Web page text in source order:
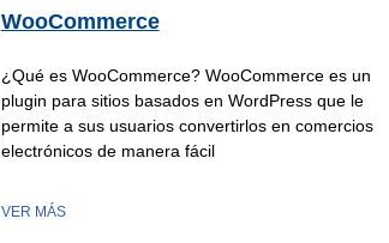
WooCommerce
¿Qué es WooCommerce? WooCommerce es un
plugin para sitios basados en WordPress que le
permite a sus usuarios convertirlos en comercios
electrónicos de manera fácil
VER MÁS